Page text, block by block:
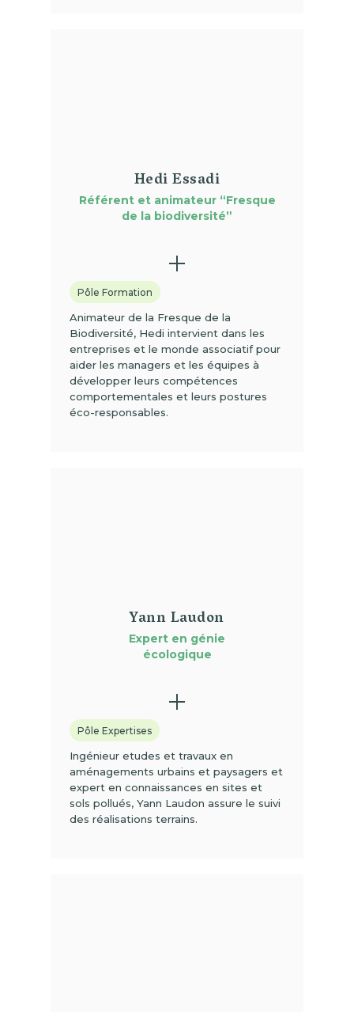
Hedi Essadi
Référent et animateur “Fresque
de la biodiversité”
Pôle Formation
Animateur de la Fresque de la
Biodiversité, Hedi intervient dans les
entreprises et le monde associatif pour
aider les managers et les équipes à
développer leurs compétences
comportementales et leurs postures
éco-responsables.
Yann Laudon
Expert en génie
écologique
Pôle Expertises
Ingénieur etudes et travaux en
aménagements urbains et paysagers et
expert en connaissances en sites et
sols pollués, Yann Laudon assure le suivi
des réalisations terrains.